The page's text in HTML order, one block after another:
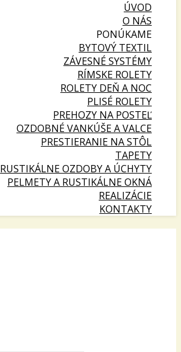
ÚVOD
O NÁS
PONÚKAME
BYTOVÝ TEXTIL
ZÁVESNÉ SYSTÉMY
RÍMSKE ROLETY
ROLETY DEŇ A NOC
PLISÉ ROLETY
PREHOZY NA POSTEĽ
OZDOBNÉ VANKÚŠE A VALCE
PRESTIERANIE NA STÔL
TAPETY
RUSTIKÁLNE OZDOBY A ÚCHYTY
PELMETY A RUSTIKÁLNE OKNÁ
REALIZÁCIE
KONTAKTY